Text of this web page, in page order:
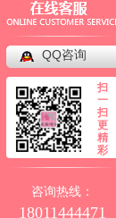
当前
QQ咨询
扫
一
扫
更
精
彩
咨询热线：
18011444471